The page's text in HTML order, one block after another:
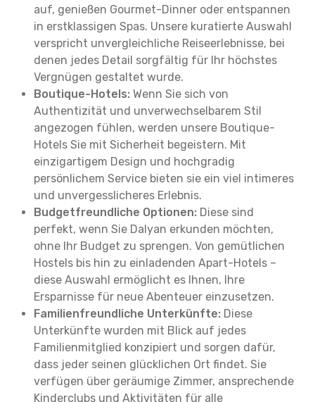
auf, genießen Gourmet-Dinner oder entspannen
in erstklassigen Spas. Unsere kuratierte Auswahl
verspricht unvergleichliche Reiseerlebnisse, bei
denen jedes Detail sorgfältig für Ihr höchstes
Vergnügen gestaltet wurde.
Boutique-Hotels: Wenn Sie sich von
Authentizität und unverwechselbarem Stil
angezogen fühlen, werden unsere Boutique-
Hotels Sie mit Sicherheit begeistern. Mit
einzigartigem Design und hochgradig
persönlichem Service bieten sie ein viel intimeres
und unvergesslicheres Erlebnis.
Budgetfreundliche Optionen: Diese sind
perfekt, wenn Sie Dalyan erkunden möchten,
ohne Ihr Budget zu sprengen. Von gemütlichen
Hostels bis hin zu einladenden Apart-Hotels –
diese Auswahl ermöglicht es Ihnen, Ihre
Ersparnisse für neue Abenteuer einzusetzen.
Familienfreundliche Unterkünfte: Diese
Unterkünfte wurden mit Blick auf jedes
Familienmitglied konzipiert und sorgen dafür,
dass jeder seinen glücklichen Ort findet. Sie
verfügen über geräumige Zimmer, ansprechende
Kinderclubs und Aktivitäten für alle